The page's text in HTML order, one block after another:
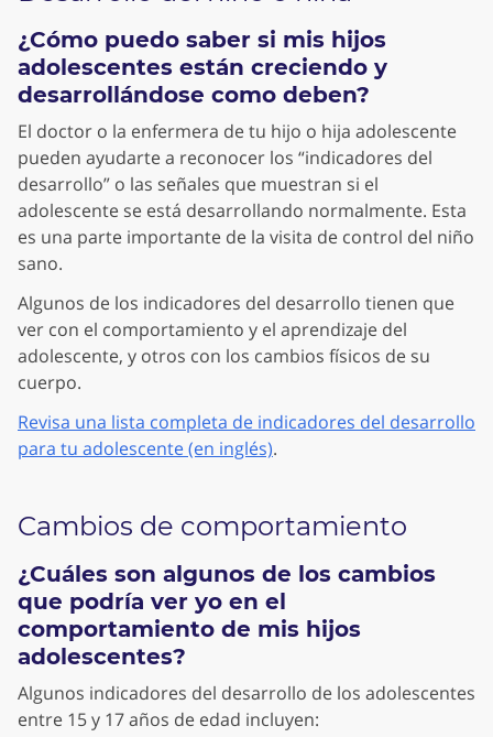
¿Cómo puedo saber si mis hijos
adolescentes están creciendo y
desarrollándose como deben?
El doctor o la enfermera de tu hijo o hija adolescente
pueden ayudarte a reconocer los “indicadores del
desarrollo” o las señales que muestran si el
adolescente se está desarrollando normalmente. Esta
es una parte importante de la visita de control del niño
sano.
Algunos de los indicadores del desarrollo tienen que
ver con el comportamiento y el aprendizaje del
adolescente, y otros con los cambios físicos de su
cuerpo.
Revisa una lista completa de indicadores del desarrollo
para tu adolescente (en inglés).
Cambios de comportamiento
¿Cuáles son algunos de los cambios
que podría ver yo en el
comportamiento de mis hijos
adolescentes?
Algunos indicadores del desarrollo de los adolescentes
entre 15 y 17 años de edad incluyen: